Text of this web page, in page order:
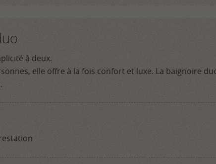
à deux.
elle offre à la fois confort et luxe. La baignoire